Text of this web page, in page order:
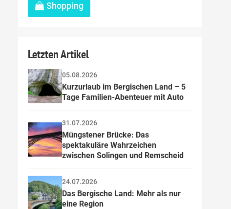
Shopping
Letzten Artikel
05.08.2026
Kurzurlaub im Bergischen Land – 5
Tage Familien-Abenteuer mit Auto
31.07.2026
Müngstener Brücke: Das
spektakuläre Wahrzeichen
zwischen Solingen und Remscheid
24.07.2026
Das Bergische Land: Mehr als nur
eine Region